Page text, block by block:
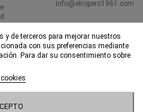
info@elropero1961.com
y de terceros para mejorar nuestros
con sus preferencias mediante
Para dar su consentimiento sobre
derechos reservados - Powered by